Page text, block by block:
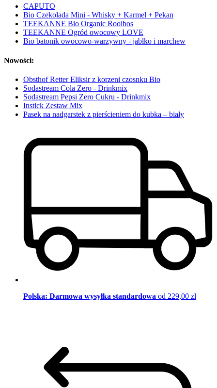
CAPUTO
Bio Czekolada Mini - Whisky + Karmel + Pekan
TEEKANNE Bio Organic Rooibos
TEEKANNE Ogród owocowy LOVE
Bio batonik owocowo-warzywny - jabłko i marchew
Nowości:
Obsthof Retter Eliksir z korzeni czosnku Bio
Sodastream Cola Zero - Drinkmix
Sodastream Pepsi Zero Cukru - Drinkmix
Instick Zestaw Mix
Pasek na nadgarstek z pierścieniem do kubka – biały
Polska: Darmowa wysyłka standardowa od 229,00 zł